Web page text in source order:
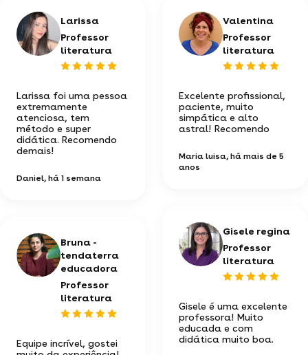
Larissa
Professor
literatura
Larissa foi uma pessoa
extremamente
atenciosa, tem
método e super
didática. Recomendo
demais!
Daniel, há 1 semana
Bruna -
tendaterra
educadora
Professor
literatura
Equipe incrível, gostei
Valentina
Professor
literatura
Excelente profissional,
paciente, muito
simpática e alto
astral! Recomendo
Maria luisa, há mais de 5
anos
Gisele regina
Professor
literatura
Gisele é uma excelente
professora! Muito
educada e com
didática muito boa.